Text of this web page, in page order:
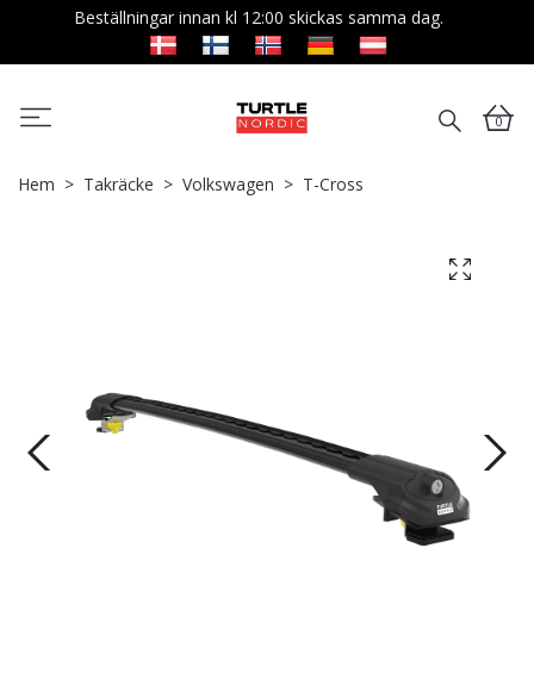
Beställningar innan kl 12:00 skickas samma dag.
0
Hem Takräcke Volkswagen T-Cross